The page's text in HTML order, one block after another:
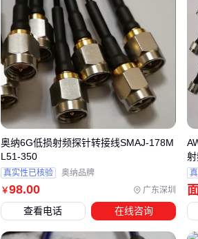
度、机械强度、环境耐受性
射频线，在煤矿井下与普通
级完全不同。
煤矿场景：环境耐受性成
蚀接头，此时柔性同轴电缆
高频测试场景：频率匹配
RG316同轴电缆
比普通
移动设备连接：机械强度
比全刚性电缆更适合频
当 天线馈线
需要穿越金属
￥98.00 广东深圳
奥纳6G低损射频探针转接线SMAJ-178M
L51-350
真实性已核验 奥纳品牌
查看电话 在线咨询